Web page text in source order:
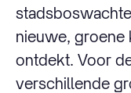
nieuwe, groene
ontdekt. Voor
verschillende